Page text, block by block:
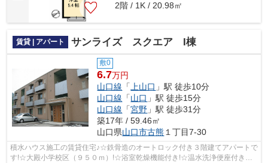
2階 / 1K / 20.98㎡
賃貸 | アパート サンライズ スクエア I棟
敷0
6.7万円
山口線 「 上山口 」駅 徒歩10分
山口線 「山口 」駅 徒歩15分
山口線 「宮野 」駅 徒歩31分
築17年 / 59.46㎡
山口県山口市古熊 １丁目7-30
積水ハウス施工の賃貸住宅♪☆鉄骨造のオートロック付き３階建てアパートで
す!☆大殿小学校区（９５０ｍ）!☆浴室乾燥機能付き!☆温水洗浄便座付き！